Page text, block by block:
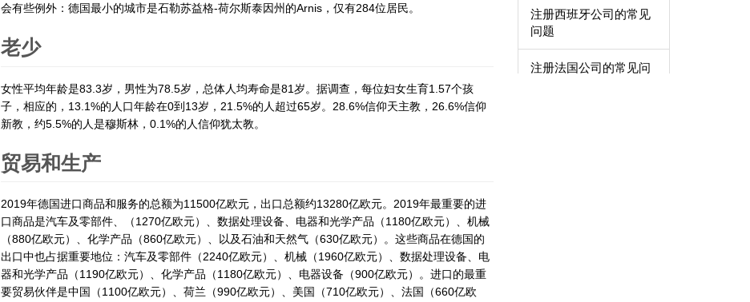
会有些例外：德国最小的城市是石勒苏益格-荷尔斯泰因州的Arnis，仅有284位居民。
老少
女性平均年龄是83.3岁，男性为78.5岁，总体人均寿命是81岁。据调查，每位妇女生育1.57个孩
子，相应的，13.1%的人口年龄在0到13岁，21.5%的人超过65岁。28.6%信仰天主教，26.6%信仰
新教，约5.5%的人是穆斯林，0.1%的人信仰犹太教。
贸易和生产
2019年德国进口商品和服务的总额为11500亿欧元，出口总额约13280亿欧元。2019年最重要的进
口商品是汽车及零部件、（1270亿欧元）、数据处理设备、电器和光学产品（1180亿欧元）、机械
（880亿欧元）、化学产品（860亿欧元）、以及石油和天然气（630亿欧元）。这些商品在德国的
出口中也占据重要地位：汽车及零部件（2240亿欧元）、机械（1960亿欧元）、数据处理设备、电
器和光学产品（1190亿欧元）、化学产品（1180亿欧元）、电器设备（900亿欧元）。进口的最重
要贸易伙伴是中国（1100亿欧元）、荷兰（990亿欧元）、美国（710亿欧元）、法国（660亿欧
注册西班牙公司的常见
问题
注册法国公司的常见问